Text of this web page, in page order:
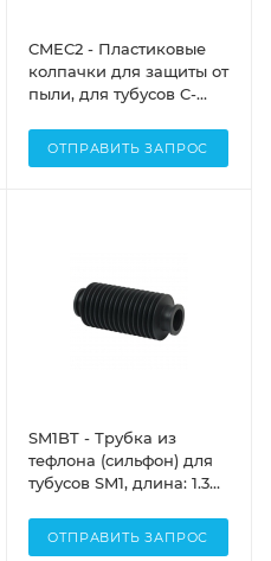
CMEC2 - Пластиковые
колпачки для защиты от
пыли, для тубусов C-
ОТПРАВИТЬ ЗАПРОС
SM1BT - Трубка из
тефлона (сильфон) для
тубусов SM1, длина: 1.30"
ОТПРАВИТЬ ЗАПРОС